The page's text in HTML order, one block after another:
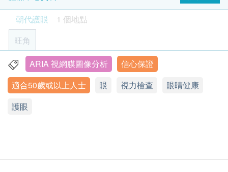
準確率高達90%
(此分析報告為了促進健康，並不能代替專業醫療諮
詢。凡接受任何治療之前或對治療有任何問題，請諮
詢專業醫護人員。)
甚麼是認知障礙症？
認知障礙症(老人癡呆症)是一種腦部疾病，引致腦部
題，影響性格，甚至喪失自理能力。若能提早檢測出
服務熱線 3704 7508 或WhatsApp 9449 9156 預約
服務。
客戶必須於預約當天出示身份證及訂購確認信(列
印本或電子版本)以確認身份。
所有視光檢查不可兌換成現金及不可轉換為其他產
品及服務。
朝代護眼
1 個地點
旺角
旺角彌敦道655號16樓1605室 (旺角站E1出口)
顯示地圖
電話: 3704 7508
ARIA 視網膜圖像分析
信心保證
適合50歲或以上人士
眼 視力檢查
眼睛健康
護眼